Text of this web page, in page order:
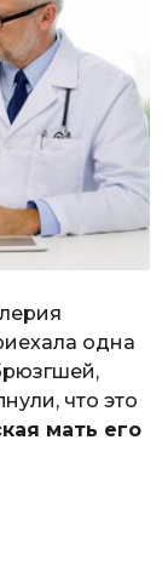
одна
что это
мать его